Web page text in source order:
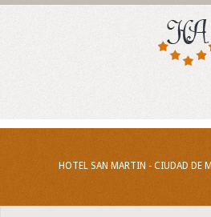
HOTEL SAN MARTIN - CIUDAD DE